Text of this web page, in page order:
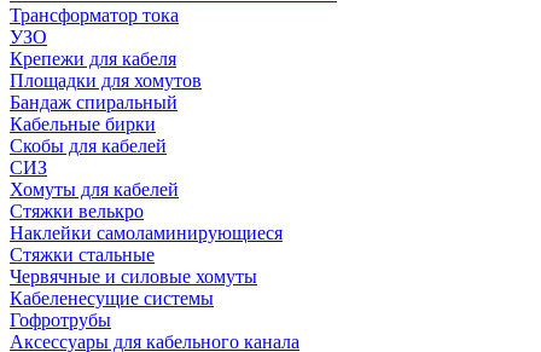
Трансформатор тока
УЗО
Крепежи для кабеля
Площадки для хомутов
Бандаж спиральный
Кабельные бирки
Cкобы для кабелей
СИЗ
Хомуты для кабелей
Стяжки велькро
Наклейки самоламинирующиеся
Стяжки стальные
Червячные и силовые хомуты
Кабеленесущие системы
Гофротрубы
Аксессуары для кабельного канала